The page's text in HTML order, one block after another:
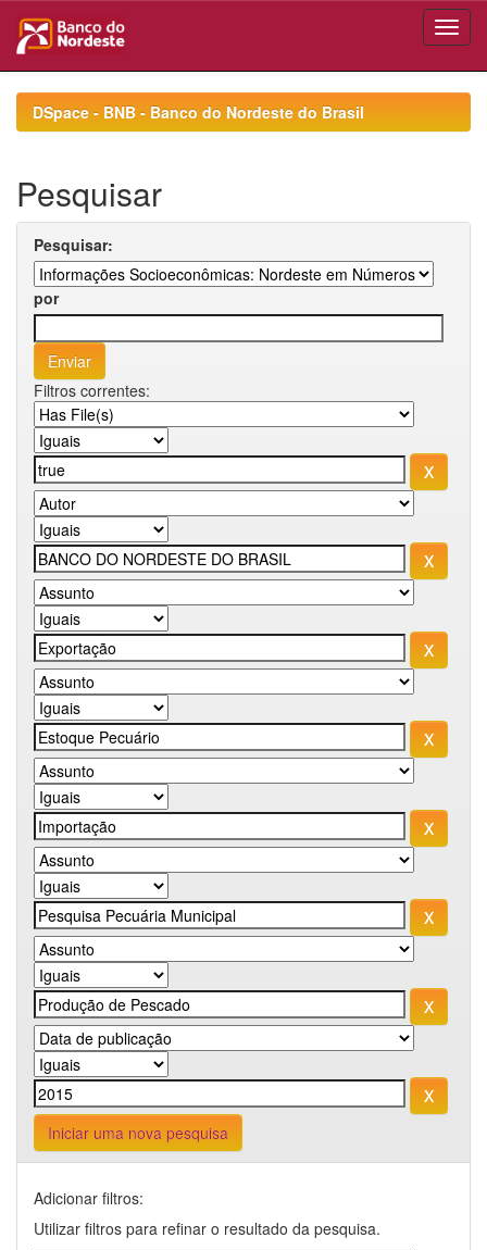
navigationDSpace - BNB - Banco do Nordeste do Brasil
Pesquisar
Pesquisar:
por
Filtros correntes:
Iniciar uma nova pesquisa
Adicionar filtros:
Utilizar filtros para refinar o resultado da pesquisa.